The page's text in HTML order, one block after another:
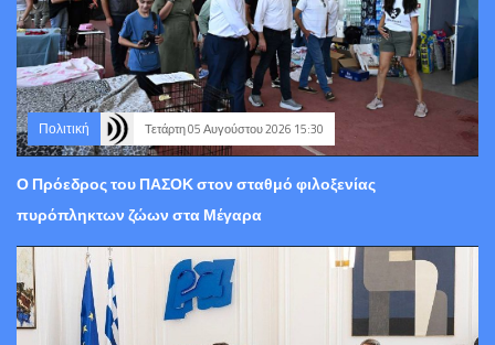
Πολιτική Τετάρτη 05 Αυγούστου 2026 15:30
Ο Πρόεδρος του ΠΑΣΟΚ στον σταθμό φιλοξενίας
πυρόπληκτων ζώων στα Μέγαρα